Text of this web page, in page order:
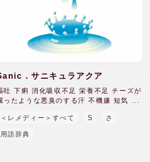
．サニキュラアクア
吐 下痢 消化吸収不足 栄養不足 チーズが
ったような悪臭のする汗 不機嫌 短気 ...
＜レメディー＞すべて S さ
用語辞典